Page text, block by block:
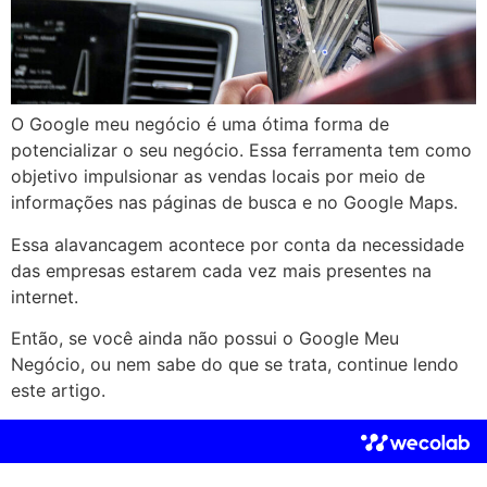
O Google meu negócio é uma ótima forma de
potencializar o seu negócio. Essa ferramenta tem como
objetivo impulsionar as vendas locais por meio de
informações nas páginas de busca e no Google Maps.
Essa alavancagem acontece por conta da necessidade
das empresas estarem cada vez mais presentes na
internet.
Então, se você ainda não possui o Google Meu
Negócio, ou nem sabe do que se trata, continue lendo
este artigo.